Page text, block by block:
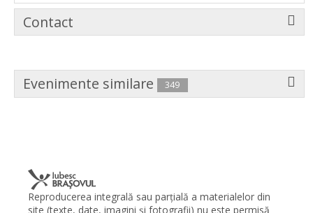
Contact
Evenimente similare 349
Reproducerea integrală sau parţială a materialelor din
site (texte, date, imagini şi fotografii) nu este permisă